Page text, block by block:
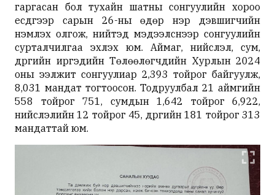
гаргасан бол тухайн шатны сонгуулийн хороо
есдүгээр сарын 26-ны өдөр нэр дэвшигчийн
үнэмлэх олгож, нийтэд мэдээлснээр сонгуулийн
сурталчилгаа эхлэх юм. Аймаг, нийслэл, сум,
дүүргийн иргэдийн Төлөөлөгчдийн Хурлын 2024
оны ээлжит сонгуулиар 2,393 тойрог байгуулж,
8,031 мандат тогтоосон. Тодруулбал 21 аймгийн
558 тойрог 751, сумдын 1,642 тойрог 6,922,
нийслэлийн 12 тойрог 45, дүүргийн 181 тойрог 313
мандаттай юм.